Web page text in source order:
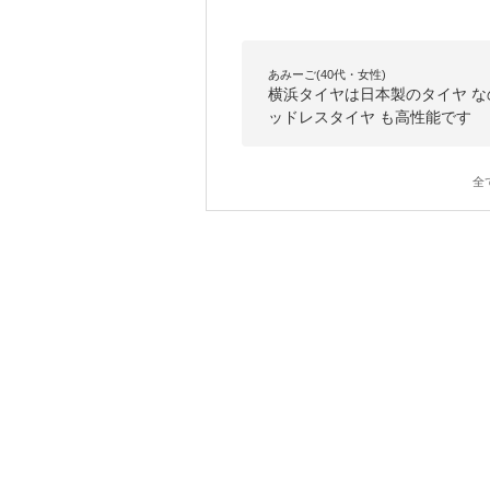
あみーご(40代・女性)
横浜タイヤは日本製のタイヤ
ッドレスタイヤ も高性能です
全